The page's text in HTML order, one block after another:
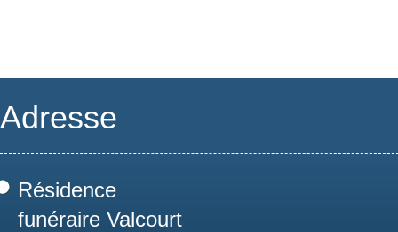
Adresse
Résidence
funéraire Valcourt